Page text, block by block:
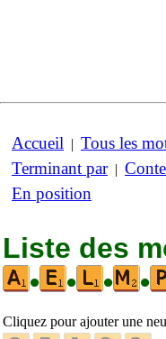
Accueil | Tous les
Terminant par|
En position
Liste des
•
• • •
Cliquez pour ajouter une